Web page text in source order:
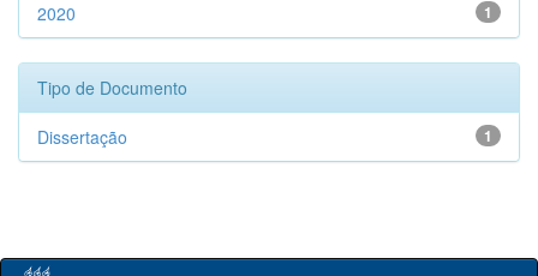
1
2020
Tipo de Documento
1
Dissertação